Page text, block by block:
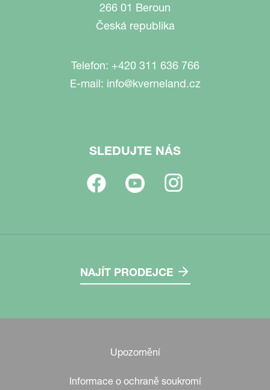
266 01 Beroun
Česká republika
Telefon: +420 311 636 766
E-mail: info@kverneland.cz
SLEDUJTE NÁS
NAJÍT PRODEJCE
Upozornění
Informace o ochraně soukromí